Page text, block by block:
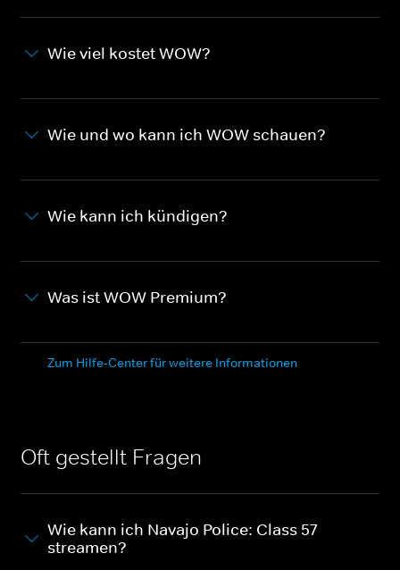
Wie viel kostet WOW?
Wie und wo kann ich WOW schauen?
Wie kann ich kündigen?
Was ist WOW Premium?
Zum Hilfe-Center für weitere Informationen
Oft gestellt Fragen
Wie kann ich Navajo Police: Class 57
streamen?